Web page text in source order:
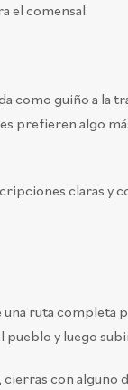
el comensal.
como guiño a la
prefieren algo
claras y
ruta completa
y luego
con alguno